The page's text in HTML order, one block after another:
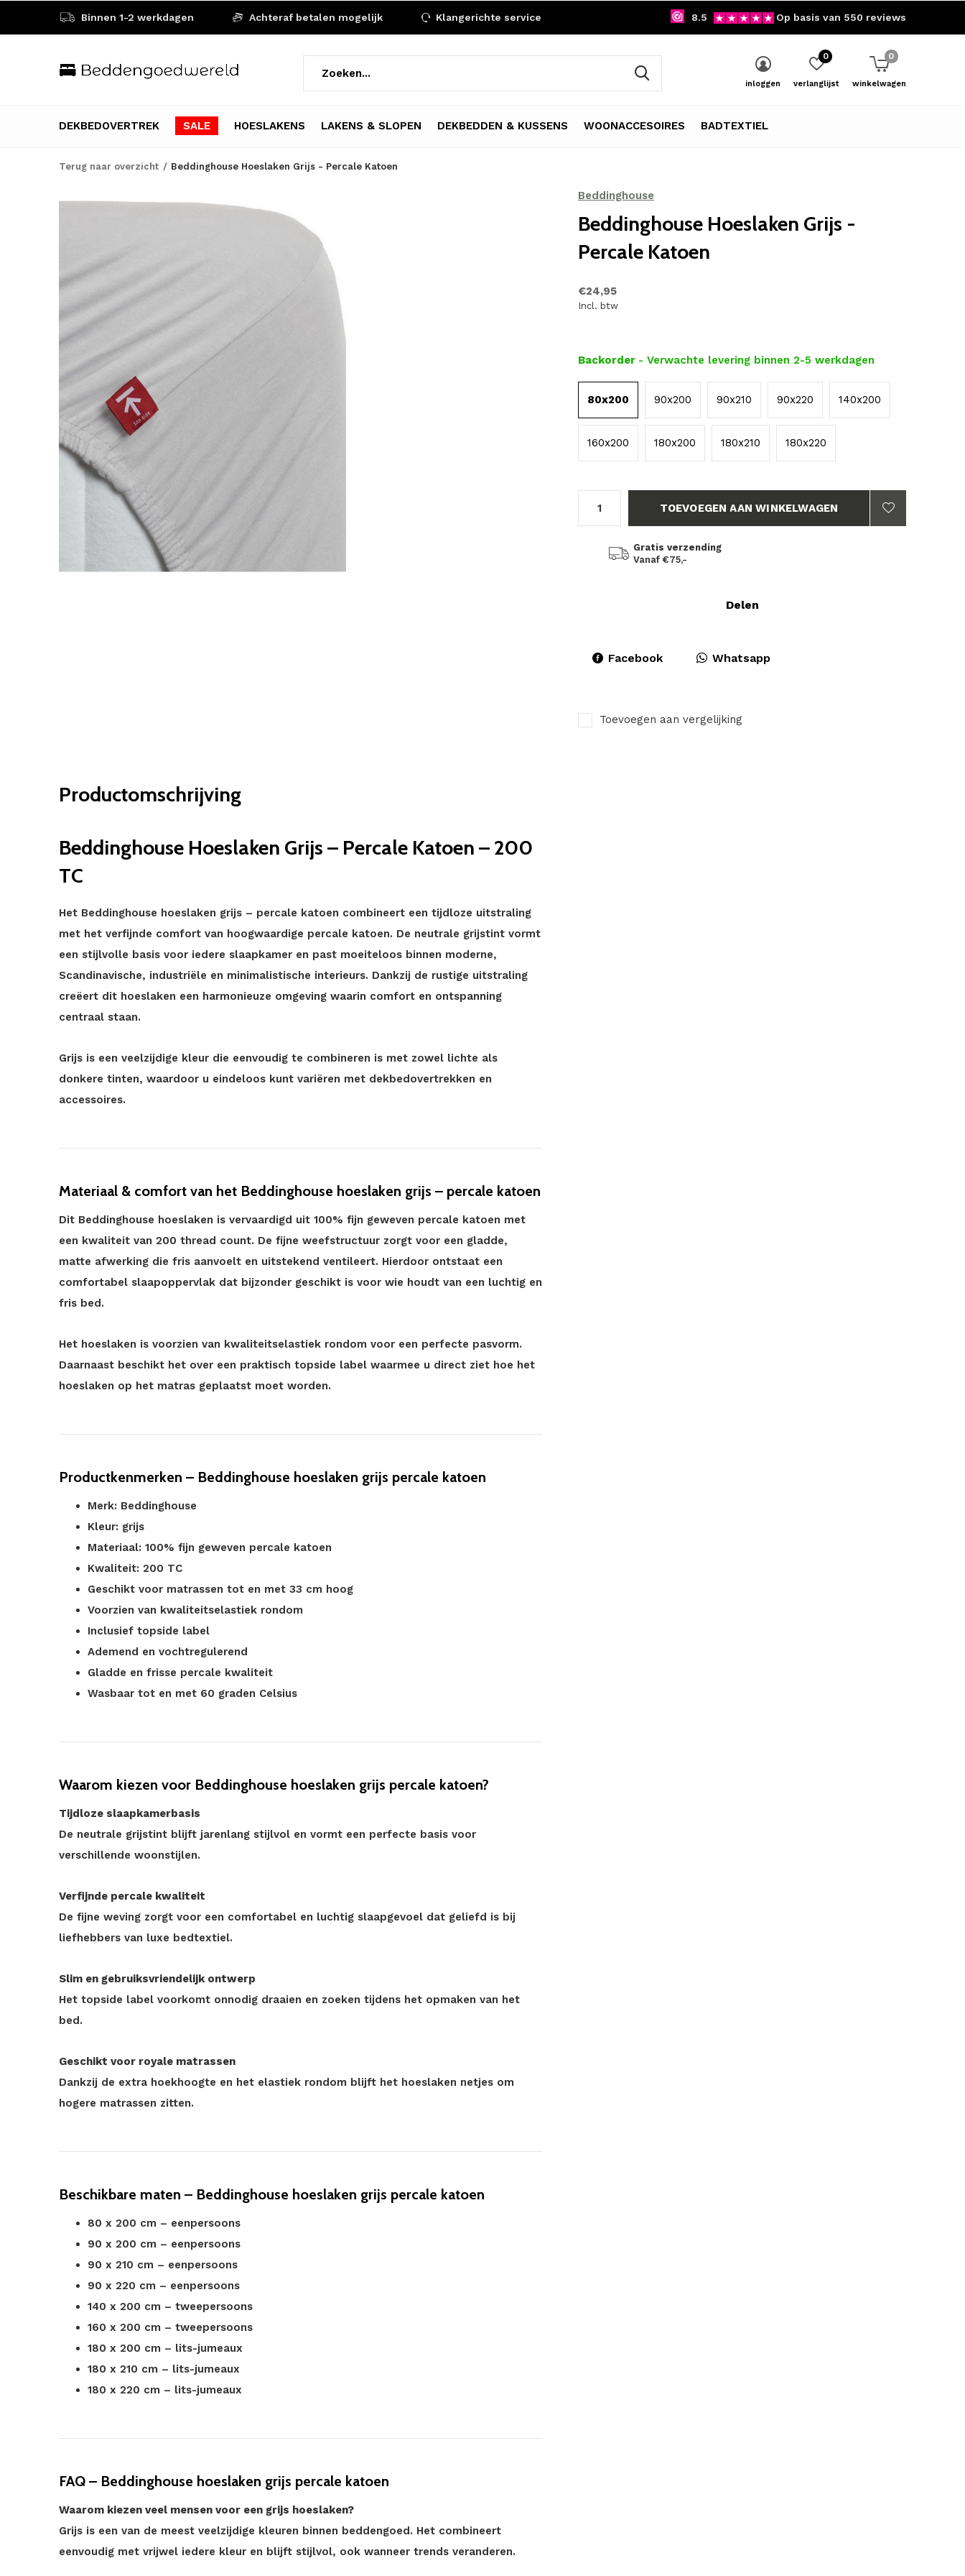
DEKBEDOVERTREK SALE HOESLAKENS LAKENS & SLOPEN DEKBEDDEN & KUSSENS WOONACCESOIRES BADTEXTIEL
inloggen verlanglijst
0
winkelwagen
0
Binnen 1-2 werkdagen Achteraf betalen mogelijk Klangerichte service 8.5 Op basis van 550 reviews
Terug naar overzicht Beddinghouse Hoeslaken Grijs - Percale Katoen
Beddinghouse
Beddinghouse Hoeslaken Grijs -
Percale Katoen
€24,95
Incl. btw
Backorder - Verwachte levering binnen 2-5 werkdagen
80x200 90x200 90x210 90x220 140x200
160x200 180x200 180x210 180x220
TOEVOEGEN AAN WINKELWAGEN
Gratis verzending
Vanaf €75,-
Delen
Facebook Whatsapp
Toevoegen aan vergelijking
Productomschrijving
Beddinghouse Hoeslaken Grijs – Percale Katoen – 200
TC
Het Beddinghouse hoeslaken grijs – percale katoen combineert een tijdloze uitstraling
met het verfijnde comfort van hoogwaardige percale katoen. De neutrale grijstint vormt
een stijlvolle basis voor iedere slaapkamer en past moeiteloos binnen moderne,
Scandinavische, industriële en minimalistische interieurs. Dankzij de rustige uitstraling
creëert dit hoeslaken een harmonieuze omgeving waarin comfort en ontspanning
centraal staan.
Grijs is een veelzijdige kleur die eenvoudig te combineren is met zowel lichte als
donkere tinten, waardoor u eindeloos kunt variëren met dekbedovertrekken en
accessoires.
Materiaal & comfort van het Beddinghouse hoeslaken grijs – percale katoen
Dit Beddinghouse hoeslaken is vervaardigd uit 100% fijn geweven percale katoen met
een kwaliteit van 200 thread count. De fijne weefstructuur zorgt voor een gladde,
matte afwerking die fris aanvoelt en uitstekend ventileert. Hierdoor ontstaat een
comfortabel slaapoppervlak dat bijzonder geschikt is voor wie houdt van een luchtig en
fris bed.
Het hoeslaken is voorzien van kwaliteitselastiek rondom voor een perfecte pasvorm.
Daarnaast beschikt het over een praktisch topside label waarmee u direct ziet hoe het
hoeslaken op het matras geplaatst moet worden.
Productkenmerken – Beddinghouse hoeslaken grijs percale katoen
Merk: Beddinghouse
Kleur: grijs
Materiaal: 100% fijn geweven percale katoen
Kwaliteit: 200 TC
Geschikt voor matrassen tot en met 33 cm hoog
Voorzien van kwaliteitselastiek rondom
Inclusief topside label
Ademend en vochtregulerend
Gladde en frisse percale kwaliteit
Wasbaar tot en met 60 graden Celsius
Waarom kiezen voor Beddinghouse hoeslaken grijs percale katoen?
Tijdloze slaapkamerbasis
De neutrale grijstint blijft jarenlang stijlvol en vormt een perfecte basis voor
verschillende woonstijlen.
Verfijnde percale kwaliteit
De fijne weving zorgt voor een comfortabel en luchtig slaapgevoel dat geliefd is bij
liefhebbers van luxe bedtextiel.
Slim en gebruiksvriendelijk ontwerp
Het topside label voorkomt onnodig draaien en zoeken tijdens het opmaken van het
bed.
Geschikt voor royale matrassen
Dankzij de extra hoekhoogte en het elastiek rondom blijft het hoeslaken netjes om
hogere matrassen zitten.
Beschikbare maten – Beddinghouse hoeslaken grijs percale katoen
80 x 200 cm – eenpersoons
90 x 200 cm – eenpersoons
90 x 210 cm – eenpersoons
90 x 220 cm – eenpersoons
140 x 200 cm – tweepersoons
160 x 200 cm – tweepersoons
180 x 200 cm – lits-jumeaux
180 x 210 cm – lits-jumeaux
180 x 220 cm – lits-jumeaux
FAQ – Beddinghouse hoeslaken grijs percale katoen
Waarom kiezen veel mensen voor een grijs hoeslaken?
Grijs is een van de meest veelzijdige kleuren binnen beddengoed. Het combineert
eenvoudig met vrijwel iedere kleur en blijft stijlvol, ook wanneer trends veranderen.